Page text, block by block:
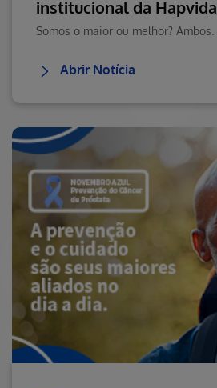
institucional da Hapvida
Abrir Notícia